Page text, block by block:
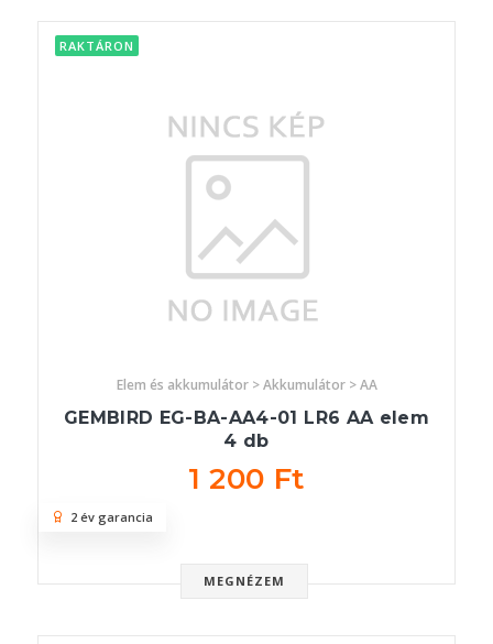
RAKTÁRON
Elem és akkumulátor > Akkumulátor > AA
GEMBIRD EG-BA-AA4-01 LR6 AA elem
4 db
1 200 Ft
MEGNÉZEM
2 év garancia